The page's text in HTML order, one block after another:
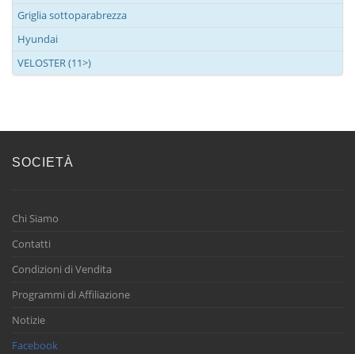
Griglia sottoparabrezza
Hyundai
VELOSTER (11>)
SOCIETÀ
Chi Siamo
Contatti
Condizioni di Vendita
Programmi di Affiliazione
Notizie
Facebook